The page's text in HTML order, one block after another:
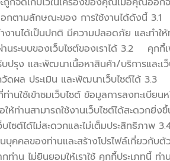
ออกตามลักษณะของ การใช้งานได้ดังนี้
งานได้เป็นปกติ มีความปลอดภัย และทำใ
ระบบของเว็บไซต์ของเราได้ 3.2 คุกกี้
ปรุง และพัฒนาเนื้อหาสินค้า/บริการและ
ถวัดผล ประเมิน และพัฒนาเว็บไซต์ได้
ใช้เข้าชมเว็บไซต์ ข้อมูลการลงทะเบีย
ท่านสามารถใช้งานเว็บไซต์ได้สะดวกยิ่
บไซต์ได้ไม่สะดวกและไม่เต็มประสิทธิ
คลของท่านและสร้างโปรไฟล์เกี่ยวกับตั
าน ไม่ยินยอมให้เราใช้ คุกกี้ประเภทนี้ ท่